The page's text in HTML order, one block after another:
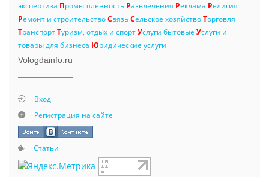
экспертиза Промышленность Развлечения Реклама Религия
Ремонт и строительствоСвязьСельское хозяйствоТорговля
ТранспортТуризм, отдых и спортУслуги бытовые Услуги и
товары для бизнеса Юридические услуги
Vologdainfo.ru
Вход
Регистрация на сайте
Статьи